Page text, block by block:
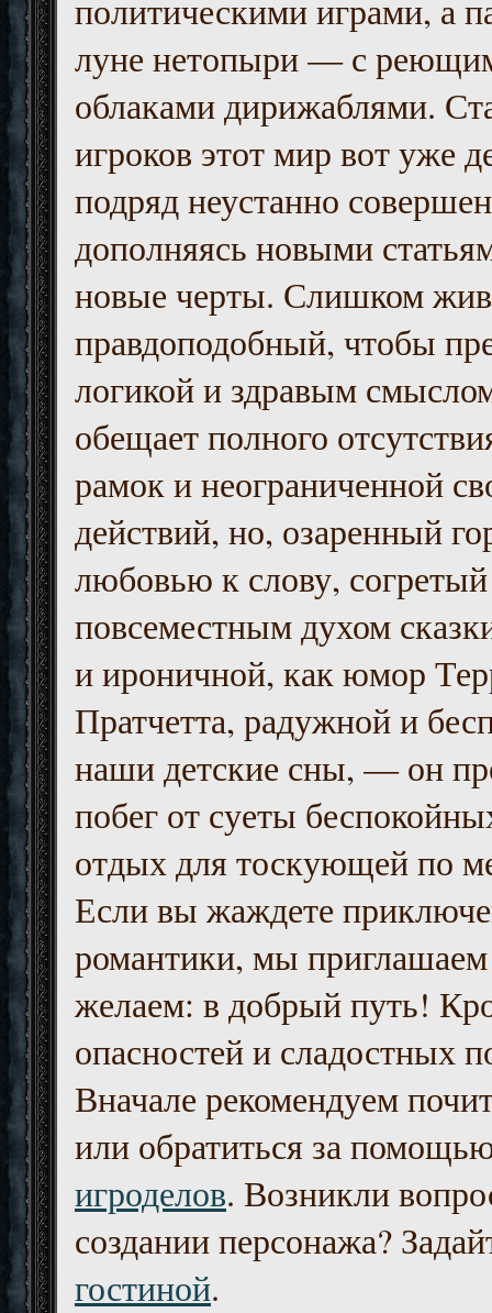
политическими играми, а
луне нетопыри — с
облаками дирижаблями.
игроков этот мир вот уже
подряд неустанно
дополняясь новыми
новые черты. Слишком
правдоподобный, чтобы
логикой и здравым
обещает полного
рамок и неограниченной
действий, но, озаренный
любовью к слову, согретый
повсеместным духом
и ироничной, как юмор
Пратчетта, радужной и
наши детские сны, — он
побег от суеты
отдых для тоскующей по
Если вы жаждете
романтики, мы приглашаем
желаем: в добрый путь!
опасностей и сладостных
Вначале рекомендуем
или обратиться за
игроделов. Возникли
создании персонажа?
гостиной.